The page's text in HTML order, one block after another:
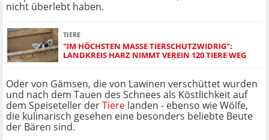
nicht überlebt haben.
TIERE
"IM HÖCHSTEN MASSE TIERSCHUTZWIDRIG": L
ANDKREIS HARZ NIMMT VEREIN 120 TIERE WEG
Oder von Gämsen, die von Lawinen verschüttet wurden
und nach dem Tauen des Schnees als Köstlichkeit auf
dem Speiseteller derTiere landen - ebenso wie Wölfe,
die kulinarisch gesehen eine besonders beliebte Beute
der Bären sind.